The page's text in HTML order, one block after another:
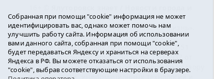
района2016-2023
Учредитель: АНО «ИИЦ « Ялуторовская жизнь».
Главный редактор: Вешкурцева С.П.
E-mail:yznaet@inbox.ruТел.: 8(34535)2-02-51
Регистрационный номер ЭЛ № ФС 77-64937 от
24.02.2016г. выдан Федеральной службой по надзору
в сфере связи, информационных технологий и
Собранная при помощи "cookie" информация не может
идентифицировать вас, однако может помочь нам
улучшить работу сайта. Информация об использовании
вами данного сайта, собранная при помощи "cookie",
будет передаваться Яндексу и храниться на серверах
Яндекса в РФ. Вы можете отказаться от использования
"cookie", выбрав соответствующие настройки в браузере.